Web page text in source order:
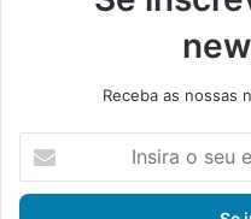
Receba as nossas
s